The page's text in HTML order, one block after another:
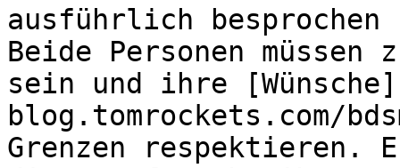
ausführlich besprochen
Beide Personen
sein und ihre
blog.tomrockets.com/
Grenzen